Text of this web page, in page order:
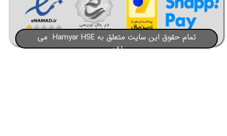
تمام حقوق این سایت متعلق به Hamyar HSE می
باشد​​​​​​​